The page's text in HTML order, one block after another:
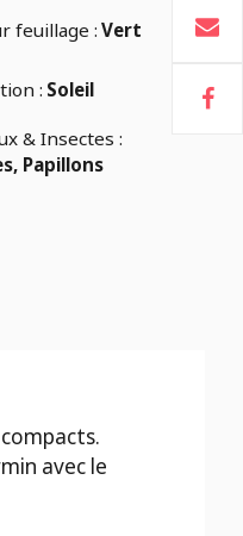
feuillage : Vert
: Soleil
& Insectes :
Papillons
avec le